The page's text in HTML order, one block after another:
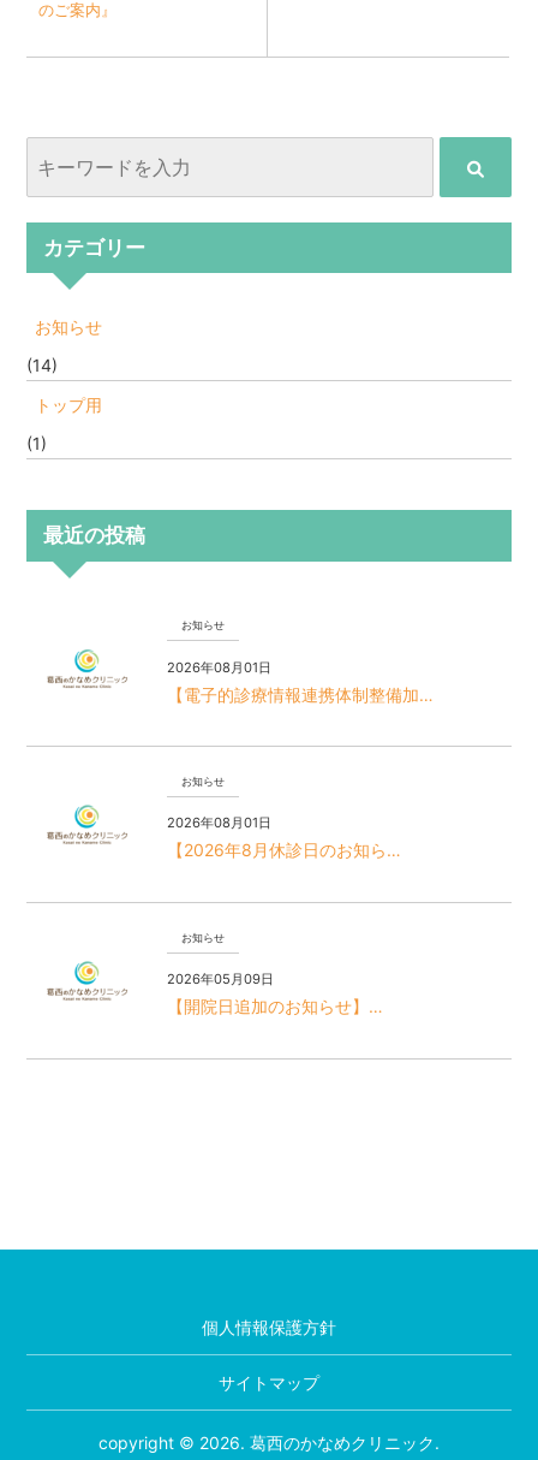
のご案内』
カテゴリー
お知らせ
(14)
トップ用
(1)
最近の投稿
お知らせ
2026年08月01日
【電子的診療情報連携体制整備加…
お知らせ
2026年08月01日
【2026年8月休診日のお知ら…
お知らせ
2026年05月09日
【開院日追加のお知らせ】…
個人情報保護方針
サイトマップ
copyright © 2026. 葛西のかなめクリニック.